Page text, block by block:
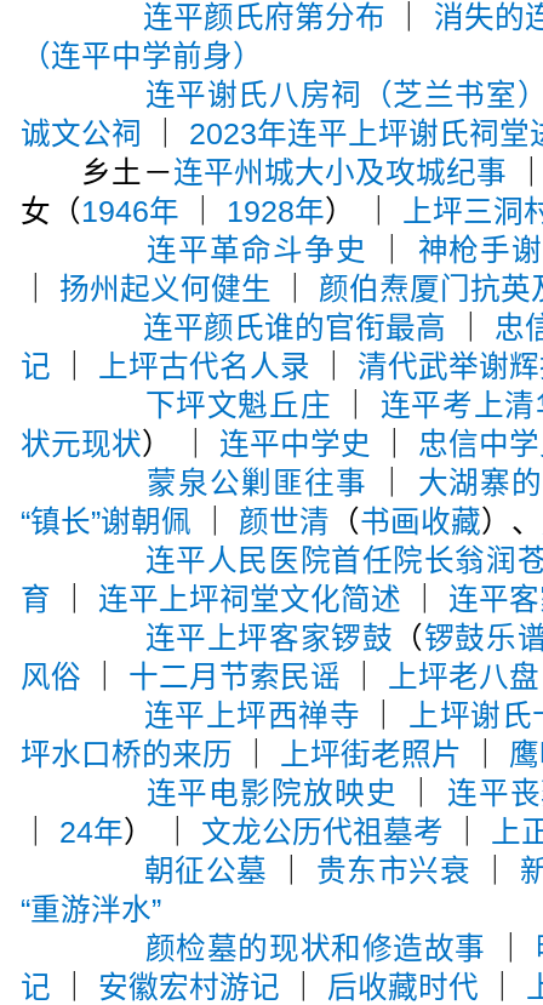
连平颜氏府第分布
消失的
（连平中学前身）
连平谢氏八房祠（芝兰书室
诚文公祠
2023年连平上坪谢氏祠堂
乡土－连平州城大小及攻城纪事
女（1946年 1928年） ｜
上坪三洞
连平革命斗争史
神枪手
扬州起义何健生
颜伯焘厦门抗英
连平颜氏谁的官衔最高
忠
记
上坪古代名人录
清代武举谢
下坪文魁丘庄
连平考上
状元现状） ｜ 连平中学史
忠信中
蒙泉公剿匪往事
大湖寨
“镇长”谢朝佩
颜世清 （书画收藏）、
连平人民医院首任院长翁润
育
连平上坪祠堂文化简述
连平
连平上坪客家锣鼓 （锣鼓乐
风俗
十二月节索民谣 上坪老八盘
连平上坪西禅寺
上坪谢
坪水口桥的来历
上坪街老照片
连平电影院放映史
连平
24年） ｜ 文龙公历代祖墓考
上
朝征公墓
贵东市兴衰
“重游泮水”
颜检墓的现状和修造故事
记
安徽宏村游记 后收藏时代